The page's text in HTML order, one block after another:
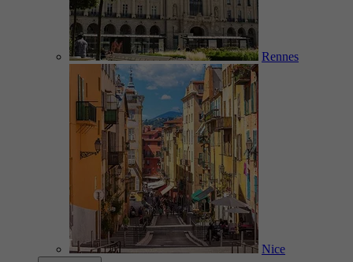
Rennes
Nice